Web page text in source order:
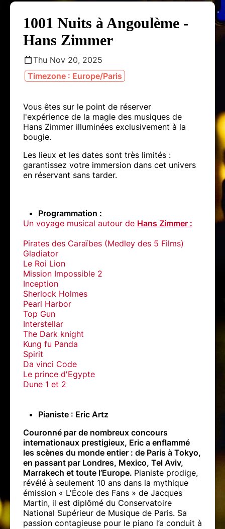
1001 Nuits à Angoulème -
Hans Zimmer
Thu Nov 20, 2025
Timezone : Europe/Paris
Vous êtes sur le point de réserver
l'expérience de la magie des musiques de
Hans Zimmer illuminées exclusivement à la
bougie.
Les lieux et les dates sont très limités :
garantissez votre immersion dans cet univers
en réservant sans tarder.
Programmation :
Un voyage musical autour de Hans Zimmer :
Pirates des Caraïbes (Medley des 5 Films)
Gladiator
Le Roi Lion
Mission Impossible 2
Inception
Sherlock Holmes
Pearl Harbor
Top Gun
Interstellar
The Dark knight
Kung fu Panda
Spirit
Da vinci Code
Le prince d'Egypte
Dune 1 et 2
Pianiste : Eric Artz
Couronné par de nombreux concours
internationaux prestigieux, Eric a enflammé
les scènes du monde entier : de Paris à Tokyo,
en passant par Londres, Mexico, Tel Aviv,
Marrakech et toute l’Europe. Pianiste prodige,
révélé à seulement 10 ans dans la mythique
émission « L'École des Fans » de Jacques
Martin, il est diplômé du Conservatoire
National Supérieur de Musique de Paris. Sa
passion contagieuse pour le piano l’a conduit à